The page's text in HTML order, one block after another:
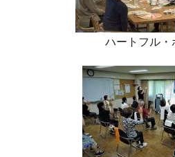
ハートフル・